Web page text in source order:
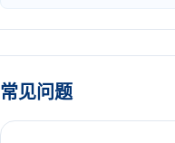
常见问题